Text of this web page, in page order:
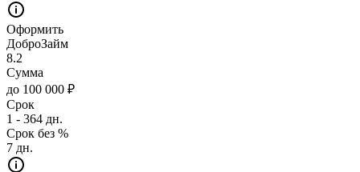
Оформить
ДоброЗайм
8.2
Сумма
до 100 000 ₽
Срок
1 - 364 дн.
Срок без %
7 дн.